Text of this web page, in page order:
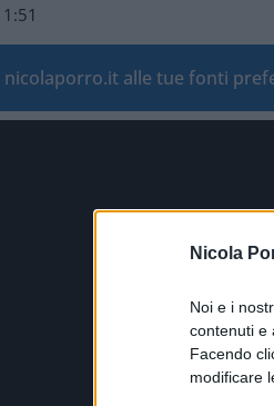
Nicola
Noi e i
contenuti e
Facendo
modificare
nicolaporro.it alle tue fonti